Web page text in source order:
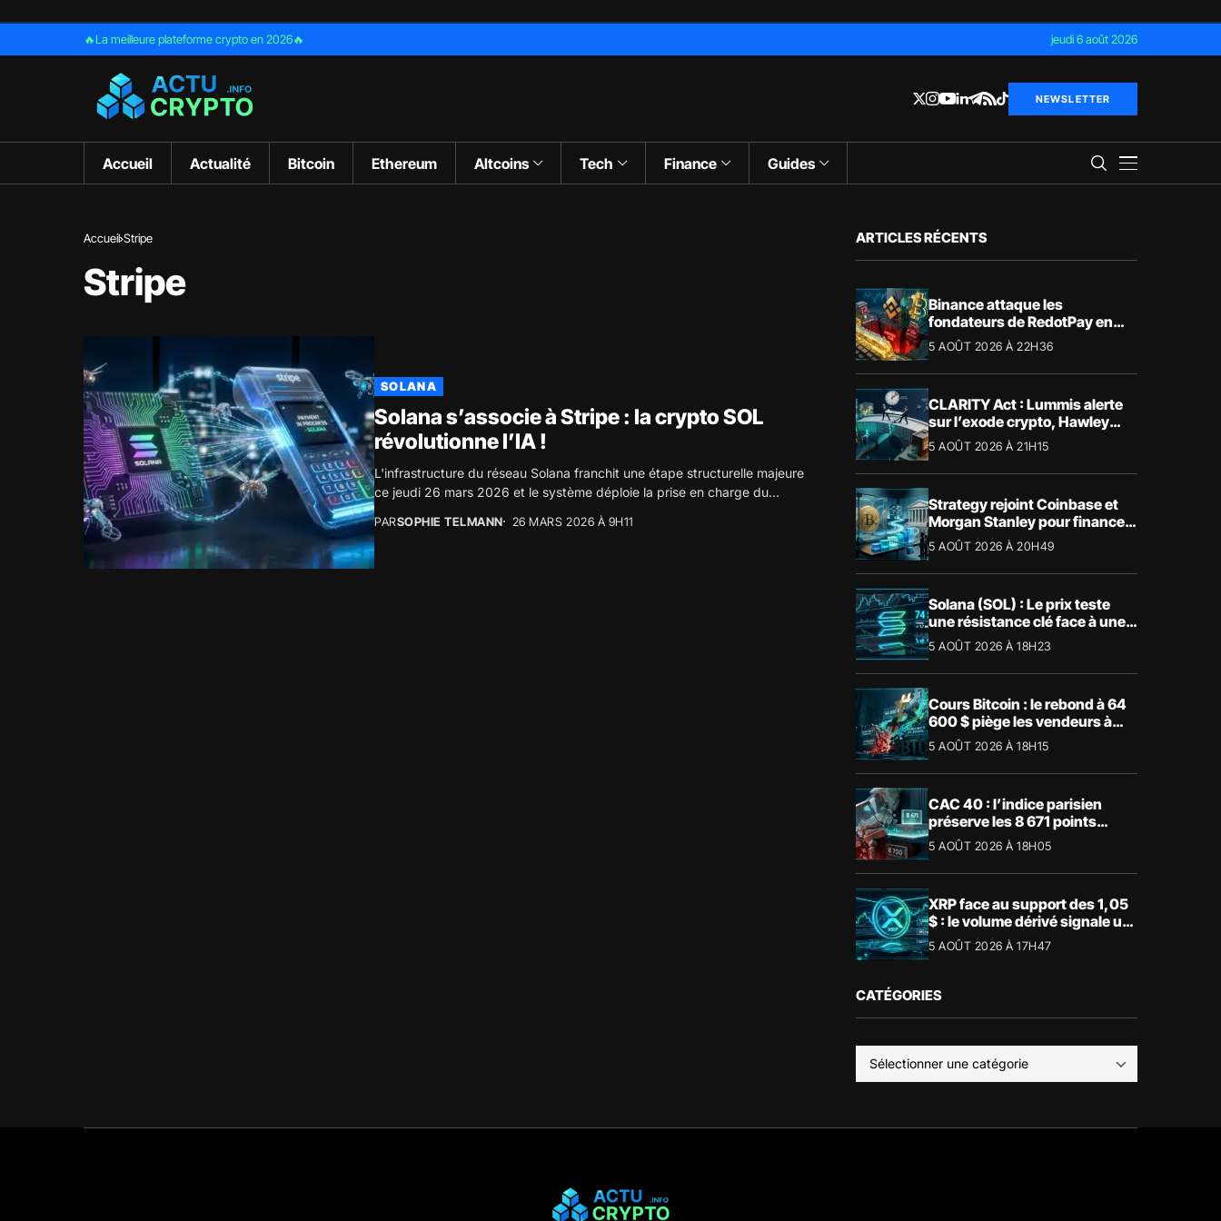
🔥La meilleure plateforme crypto en 2026🔥 jeudi 6 août 2026
NEWSLETTER
Accueil Actualité Bitcoin Ethereum Altcoins Tech Finance Guides
Accueil Stripe
Stripe
SOLANA
Solana s’associe à Stripe : la crypto SOL
révolutionne l’IA !
L'infrastructure du réseau Solana franchit une étape structurelle majeure
ce jeudi 26 mars 2026 et le système déploie la prise en charge du...
PARSOPHIE TELMANN 26 MARS 2026 À 9H11
ARTICLES RÉCENTS
Binance attaque les
fondateurs de RedotPay en
justice pour 472,8 millions de
dollars
5 AOÛT 2026 À 22H36
CLARITY Act : Lummis alerte
sur l’exode crypto, Hawley
bloque le vote
5 AOÛT 2026 À 21H15
Strategy rejoint Coinbase et
Morgan Stanley pour financer
les Trump Accounts
5 AOÛT 2026 À 20H49
Solana (SOL) : Le prix teste
une résistance clé face à une
tendance mensuelle baissière
5 AOÛT 2026 À 18H23
Cours Bitcoin : le rebond à 64
600 $ piège les vendeurs à
découvert
5 AOÛT 2026 À 18H15
CAC 40 : l’indice parisien
préserve les 8 671 points
malgré le recul du luxe
5 AOÛT 2026 À 18H05
XRP face au support des 1,05
$ : le volume dérivé signale un
risque de volatilité
5 AOÛT 2026 À 17H47
CATÉGORIES